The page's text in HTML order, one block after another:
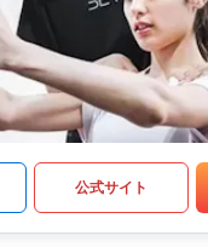
公式サイト